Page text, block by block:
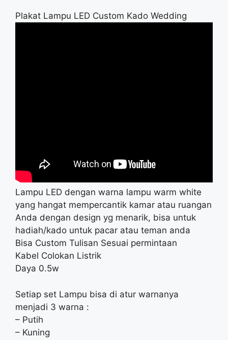
Plakat Lampu LED Custom Kado Wedding
Lampu LED dengan warna lampu warm white
yang hangat mempercantik kamar atau ruangan
Anda dengan design yg menarik, bisa untuk
hadiah/kado untuk pacar atau teman anda
Bisa Custom Tulisan Sesuai permintaan
Kabel Colokan Listrik
Daya 0.5w
Setiap set Lampu bisa di atur warnanya
menjadi 3 warna :
– Putih
– Kuning